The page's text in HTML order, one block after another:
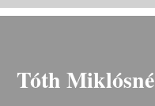
Tóth